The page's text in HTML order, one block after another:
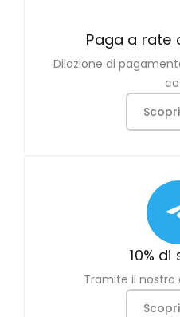
Paga a rate
Dilazione di
10%
Tramite il nostro